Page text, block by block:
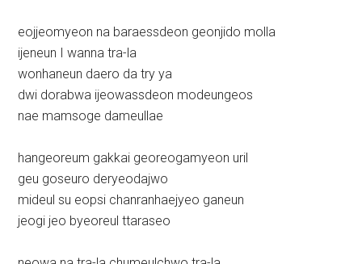
eojjeomyeon na baraessdeon geonjido molla
ijeneun I wanna tra-la
wonhaneun daero da try ya
dwi dorabwa ijeowassdeon modeungeos
nae mamsoge dameullae
hangeoreum gakkai georeogamyeon uril
geu goseuro deryeodajwo
mideul su eopsi chanranhaejyeo ganeun
jeogi jeo byeoreul ttaraseo